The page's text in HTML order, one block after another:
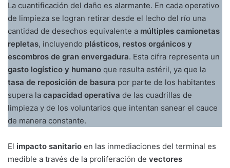
La cuantificación del daño es alarmante. En cada operativo
de limpieza se logran retirar desde el lecho del río una
cantidad de desechos equivalente a múltiples camionetas
repletas, incluyendo plásticos, restos orgánicos y
escombros de gran envergadura. Esta cifra representa un
gasto logístico y humano que resulta estéril, ya que la
tasa de reposición de basura por parte de los habitantes
supera la capacidad operativa de las cuadrillas de
limpieza y de los voluntarios que intentan sanear el cauce
de manera constante.
El impacto sanitario en las inmediaciones del terminal es
medible a través de la proliferación de vectores